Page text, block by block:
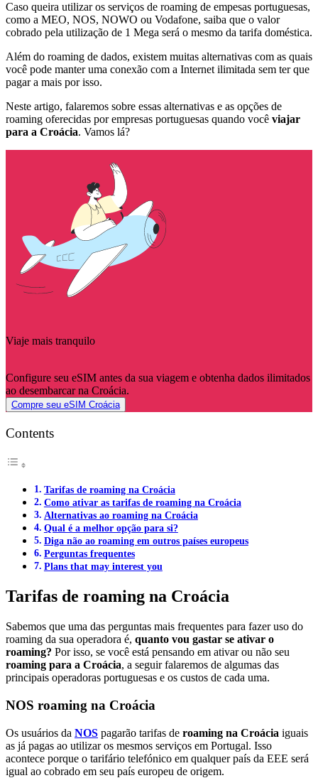
Caso queira utilizar os serviços de roaming de empesas portuguesas,
como a MEO, NOS, NOWO ou Vodafone, saiba que o valor
cobrado pela utilização de 1 Mega será o mesmo da tarifa doméstica.
Além do roaming de dados, existem muitas alternativas com as quais
você pode manter uma conexão com a Internet ilimitada sem ter que
pagar a mais por isso.
Neste artigo, falaremos sobre essas alternativas e as opções de
roaming oferecidas por empresas portuguesas quando você viajar
para a Croácia. Vamos lá?
Viaje mais tranquilo
Configure seu eSIM antes da sua viagem e obtenha dados ilimitados
ao desembarcar na Croácia.
Compre seu eSIM Croácia
Contents
Tarifas de roaming na Croácia
Como ativar as tarifas de roaming na Croácia
Alternativas ao roaming na Croácia
Qual é a melhor opção para si?
Diga não ao roaming em outros países europeus
Perguntas frequentes
Plans that may interest you
Tarifas de roaming na Croácia
Sabemos que uma das perguntas mais frequentes para fazer uso do
roaming da sua operadora é, quanto vou gastar se ativar o
roaming? Por isso, se você está pensando em ativar ou não seu
roaming para a Croácia, a seguir falaremos de algumas das
principais operadoras portuguesas e os custos de cada uma.
NOS roaming na Croácia
Os usuários da NOS pagarão tarifas de roaming na Croácia iguais
as já pagas ao utilizar os mesmos serviços em Portugal. Isso
acontece porque o tarifário telefónico em qualquer país da EEE será
igual ao cobrado em seu país europeu de origem.